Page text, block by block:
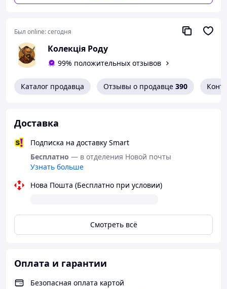
Был online:сегодня
Колекція Роду
99% положительных отзывов
Каталог продавца Отзывы о продавце 390
Доставка
Подписка на доставку Smart
Бесплатно — в отделения Новой почты
Узнать больше
Нова Пошта (Бесплатно при условии)
Смотреть всё
Оплата и гарантии
Безопасная оплата картой